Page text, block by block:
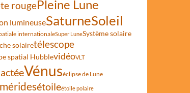
rougePleine Lune
lumineuseSaturneSoleil
internationaleSuper LuneSystème solaire
solairetélescope
spatial HubblevidéoVLT
Vénuséclipse de Lune
étoileétoile polaire